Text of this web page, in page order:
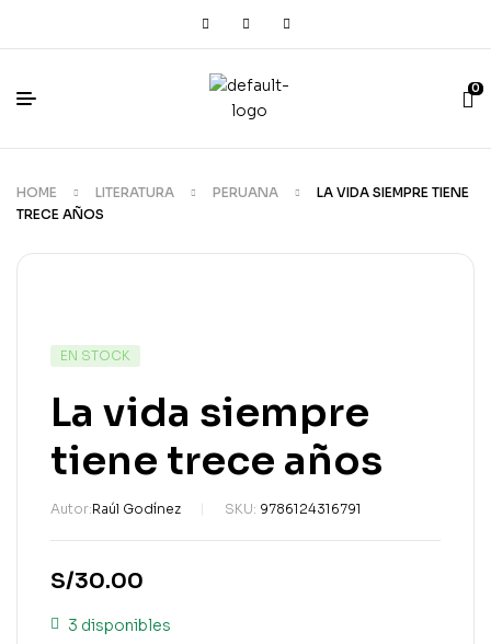
0
HOME LITERATURA PERUANA
LA VIDA SIEMPRE TIENE
TRECE AÑOS
EN STOCK
La vida siempre
tiene trece años
Autor:Raúl Godínez SKU: 9786124316791
S/30.00
3 disponibles